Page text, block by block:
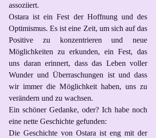
assoziiert.
Ostara ist ein Fest der Hoffnung und des
Optimismus. Es ist eine Zeit, um sich auf das
Positive zu konzentrieren und neue
Möglichkeiten zu erkunden, ein Fest, das
uns daran erinnert, dass das Leben voller
Wunder und Überraschungen ist und dass
wir immer die Möglichkeit haben, uns zu
verändern und zu wachsen.
Ein schöner Gedanke, oder? Ich habe noch
eine nette Geschichte gefunden:
Die Geschichte von Ostara ist eng mit der